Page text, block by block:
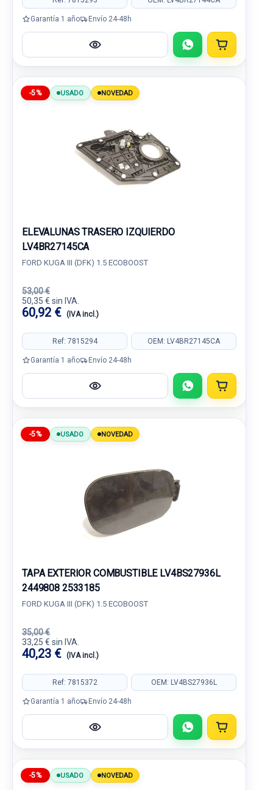
Garantía 1 año Envío 24-48h
-5% USADO NOVEDAD
ELEVALUNAS TRASERO IZQUIERDO
LV4BR27145CA
FORD KUGA III (DFK) 1.5 ECOBOOST
53,00 €
50,35 € sin IVA.
60,92 € (IVA incl.)
Ref: 7815294 OEM: LV4BR27145CA
Garantía 1 año Envío 24-48h
-5% USADO NOVEDAD
TAPA EXTERIOR COMBUSTIBLE LV4BS27936L
2449808 2533185
FORD KUGA III (DFK) 1.5 ECOBOOST
35,00 €
33,25 € sin IVA.
40,23 € (IVA incl.)
Ref: 7815372 OEM: LV4BS27936L
Garantía 1 año Envío 24-48h
-5% USADO NOVEDAD